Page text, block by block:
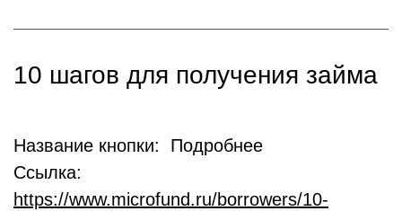
10 шагов для получения займа
Название кнопки: Подробнее
Ссылка:
https://www.microfund.ru/borrowers/10-